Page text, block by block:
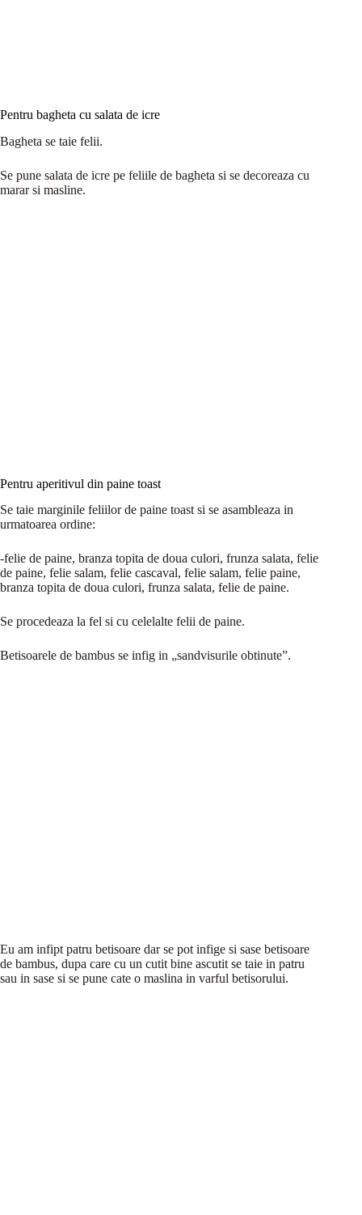
Pentru bagheta cu salata de icre
Bagheta se taie felii.
Se pune salata de icre pe feliile de bagheta si se decoreaza cu
marar si masline.
Pentru aperitivul din paine toast
Se taie marginile feliilor de paine toast si se asambleaza in
urmatoarea ordine:
-felie de paine, branza topita de doua culori, frunza salata, felie
de paine, felie salam, felie cascaval, felie salam, felie paine,
branza topita de doua culori, frunza salata, felie de paine.
Se procedeaza la fel si cu celelalte felii de paine.
Betisoarele de bambus se infig in „sandvisurile obtinute”.
Eu am infipt patru betisoare dar se pot infige si sase betisoare
de bambus, dupa care cu un cutit bine ascutit se taie in patru
sau in sase si se pune cate o maslina in varful betisorului.